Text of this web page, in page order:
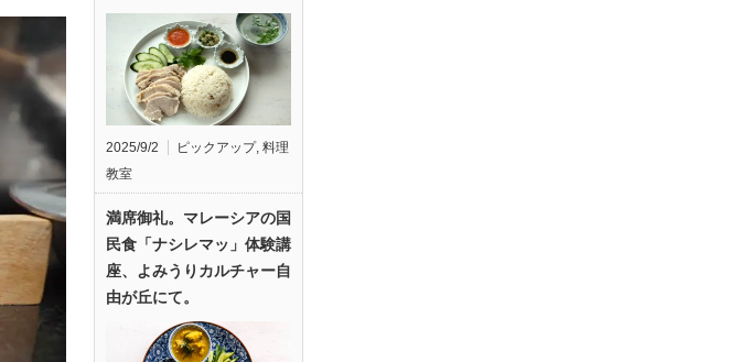
2025/9/2 ピックアップ, 料理
教室
満席御礼。マレーシアの国
民食「ナシレマッ」体験講
座、よみうりカルチャー自
由が丘にて。